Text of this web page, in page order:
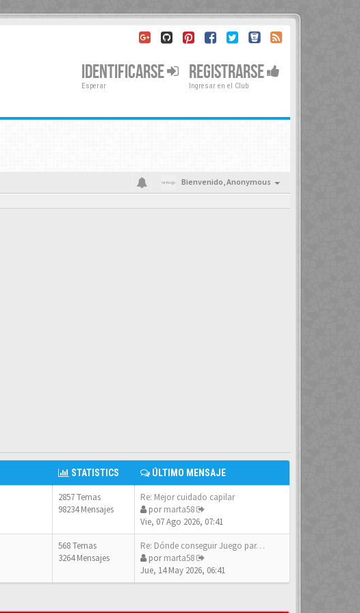
IDENTIFICARSE
Esperar
REGISTRARSE
Ingresar en el Club
Bienvenido,Anonymous
STATISTICS ÚLTIMO MENSAJE
2857 Temas
98234 Mensajes
Re: Mejor cuidado capilar
pormarta58
Vie, 07 Ago 2026, 07:41
568 Temas
3264 Mensajes
Re: Dónde conseguir Juego par…
pormarta58
Jue, 14 May 2026, 06:41